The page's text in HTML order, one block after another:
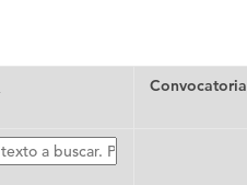
Convocatoria